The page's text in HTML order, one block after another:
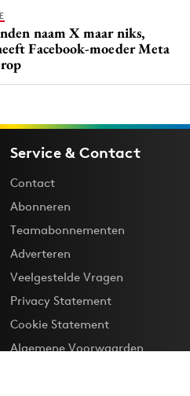
naam X maar niks,
Facebook-moeder Meta
Service & Contact
Contact
Abonneren
Teamabonnementen
Adverteren
Veelgestelde Vragen
Privacy Statement
Cookie Statement
Algemene Voorwaarden